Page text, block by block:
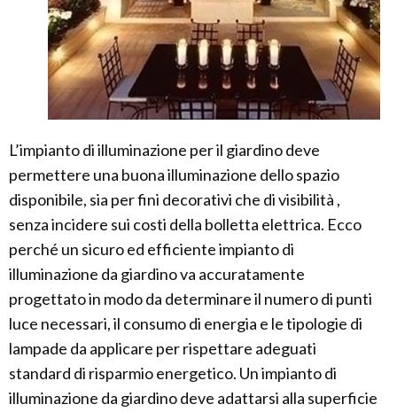
L’impianto di illuminazione per il giardino deve
permettere una buona illuminazione dello spazio
disponibile, sia per fini decorativi che di visibilità ,
senza incidere sui costi della bolletta elettrica. Ecco
perché un sicuro ed efficiente impianto di
illuminazione da giardino va accuratamente
progettato in modo da determinare il numero di punti
luce necessari, il consumo di energia e le tipologie di
lampade da applicare per rispettare adeguati
standard di risparmio energetico. Un impianto di
illuminazione da giardino deve adattarsi alla superficie